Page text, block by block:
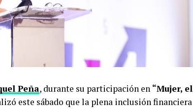
Peña, durante su participación en “Mujer, el
este sábado que la plena inclusión financiera